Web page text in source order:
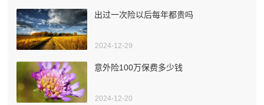
出过一次险以后每年都贵吗
2024-12-29
意外险100万保费多少钱
2024-12-20